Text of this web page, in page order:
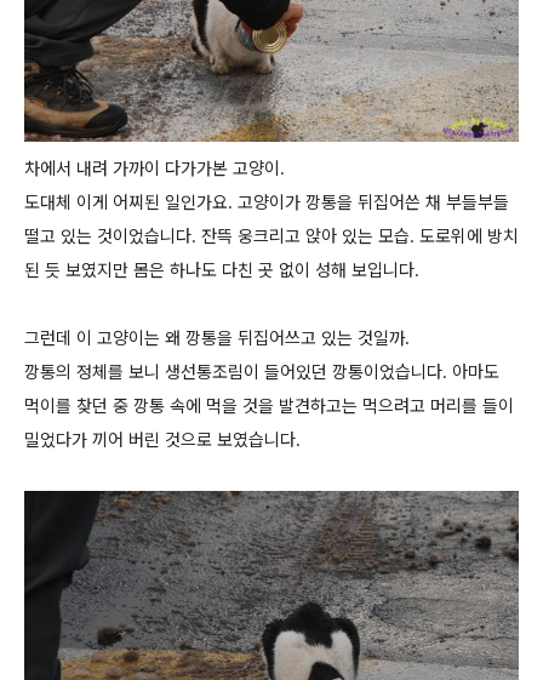
차에서 내려 가까이 다가가본 고양이.
도대체 이게 어찌된 일인가요. 고양이가 깡통을 뒤집어쓴 채 부들부들
떨고 있는 것이었습니다. 잔뜩 웅크리고 앉아 있는 모습. 도로위에 방치
된 듯 보였지만 몸은 하나도 다친 곳 없이 성해 보입니다.
그런데 이 고양이는 왜 깡통을 뒤집어쓰고 있는 것일까.
깡통의 정체를 보니 생선통조림이 들어있던 깡통이었습니다. 아마도
먹이를 찾던 중 깡통 속에 먹을 것을 발견하고는 먹으려고 머리를 들이
밀었다가 끼어 버린 것으로 보였습니다.